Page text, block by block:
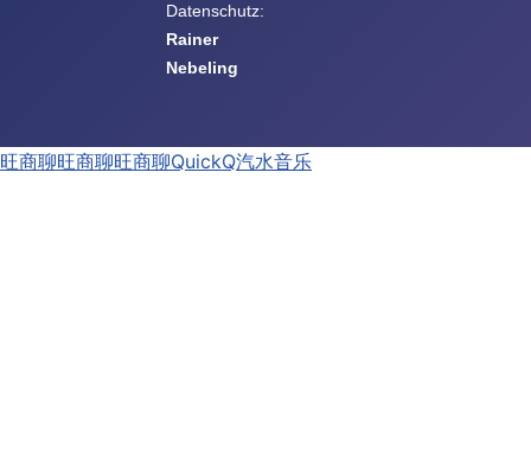
Datenschutz:
Rainer
Nebeling
旺商聊旺商聊旺商聊QuickQ汽水音乐